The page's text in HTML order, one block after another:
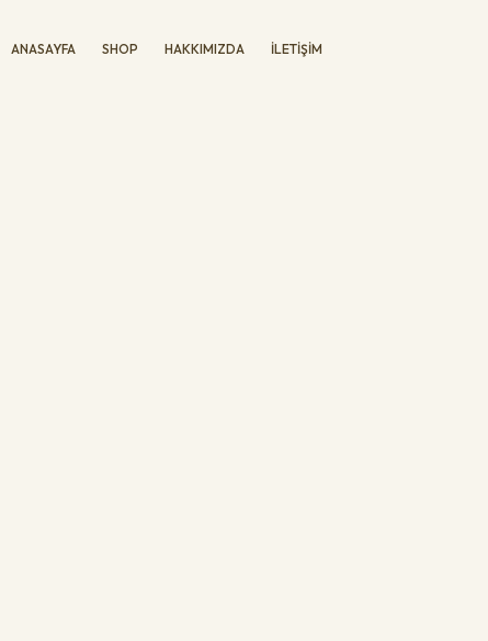
ANASAYFA SHOP HAKKIMIZDA İLETIŞIM